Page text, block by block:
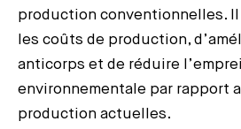
production conventionnelles.
les coûts de production,
anticorps et de réduire
environnementale par rapport
production actuelles.